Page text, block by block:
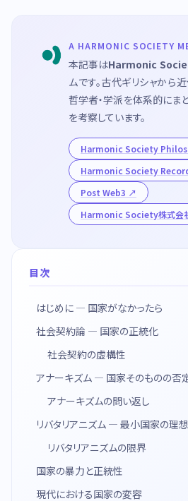
A HARMONIC SOCIETY
本記事はHarmonic
ムです。古代ギリシャから
哲学者・学派を体系的にま
を考察しています。
Harmonic Society
Harmonic Society
Post Web3
Harmonic Society株式会
目次
はじめに — 国家がなかったら
社会契約論 — 国家の正統化
社会契約の虚構性
アナーキズム — 国家そのものの否
アナーキズムの問い返し
リバタリアニズム — 最小国家の理想
リバタリアニズムの限界
国家の暴力と正統性
現代における国家の変容